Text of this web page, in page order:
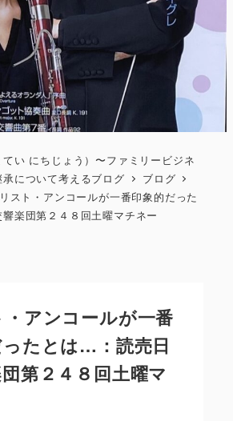
い にちじょう）〜ファミリービジネ
について考えるブログ
ブログ
スト・アンコールが一番印象的だった
楽団第２４８回土曜マチネー
アンコールが一番
たとは…：読売日
第２４８回土曜マ